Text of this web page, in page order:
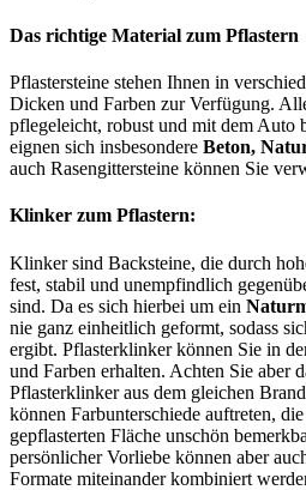
Das richtige Material zum Pflastern
Pflastersteine stehen Ihnen in
Dicken und Farben zur Verfügung.
pflegeleicht, robust und mit dem Auto
eignen sich insbesondere Beton,
auch Rasengittersteine können Sie
Klinker zum Pflastern:
Klinker sind Backsteine, die durch
fest, stabil und unempfindlich
sind. Da es sich hierbei um ein
nie ganz einheitlich geformt, sodass
ergibt. Pflasterklinker können Sie in
und Farben erhalten. Achten Sie aber
Pflasterklinker aus dem gleichen
können Farbunterschiede auftreten,
gepflasterten Fläche unschön
persönlicher Vorliebe können aber
Formate miteinander kombiniert